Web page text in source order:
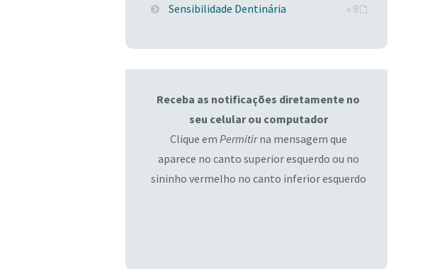
Sensibilidade Dentinária
» 9
Receba as notificações diretamente no
seu celular ou computador
Clique em Permitirna mensagem que
aparece no canto superior esquerdo ou no
sininho vermelho no canto inferior esquerdo